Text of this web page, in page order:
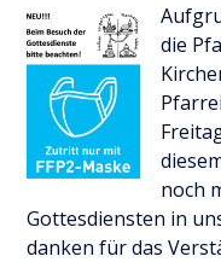
die
noch
Gottesdiensten in
danken für das